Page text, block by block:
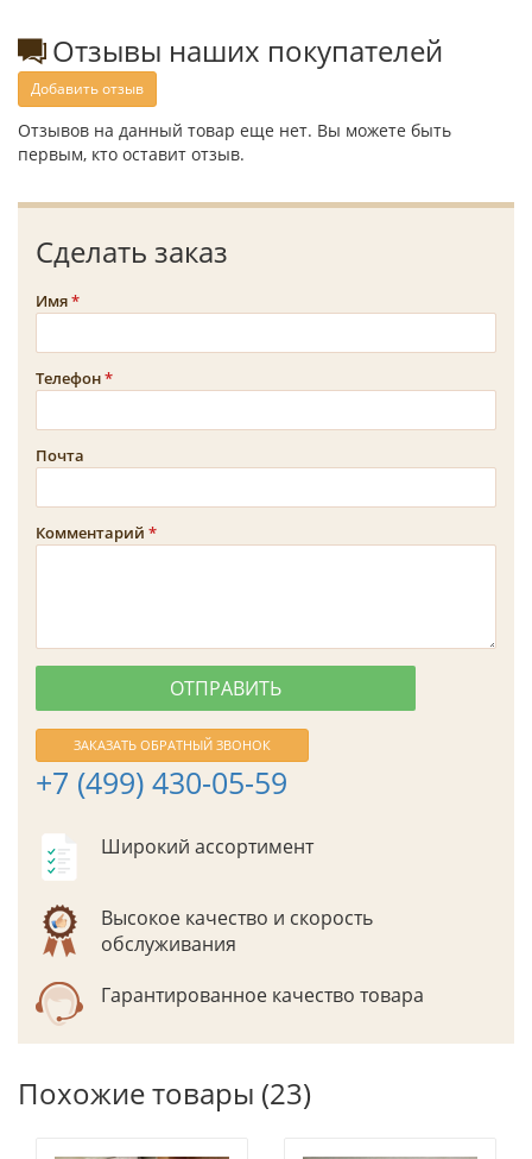
Отзывы наших покупателей
Добавить отзыв
Отзывов на данный товар еще нет. Вы можете быть
первым, кто оставит отзыв.
Сделать заказ
Имя
Телефон
Почта
Комментарий
ЗАКАЗАТЬ ОБРАТНЫЙ ЗВОНОК
+7 (499) 430-05-59
Широкий ассортимент
Высокое качество и скорость
обслуживания
Гарантированное качество товара
Похожие товары (23)